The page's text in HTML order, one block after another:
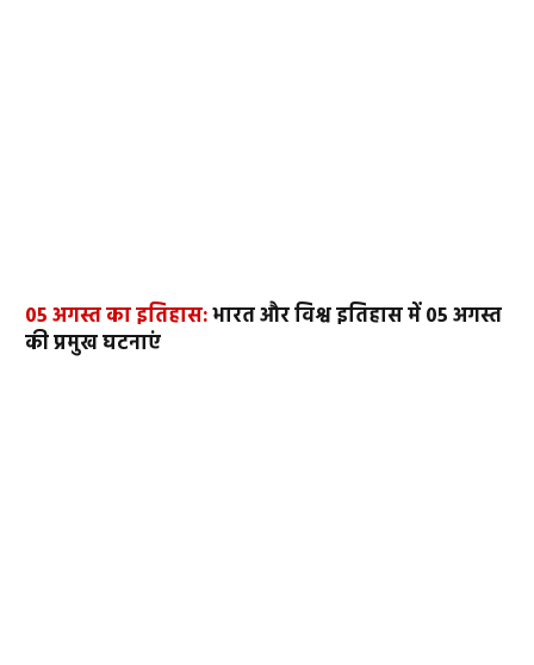
05 अगस्त का इतिहास:भारत और विश्व इतिहास में 05 अगस्त
की प्रमुख घटनाएं